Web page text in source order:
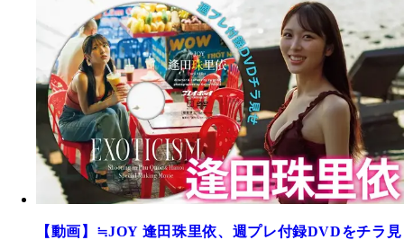
【動画】≒JOY 逢田珠里依、週プレ付録DVDをチラ見